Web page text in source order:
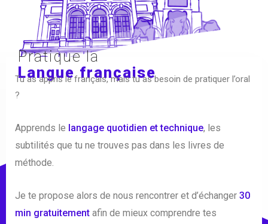
Pratique la
Langue française
Tu as appris le français, mais tu as besoin de pratiquer l’oral
?
Apprends le langage quotidien et technique, les
subtilités que tu ne trouves pas dans les livres de
méthode.
Je te propose alors de nous rencontrer et d’échanger 30
min gratuitement afin de mieux comprendre tes